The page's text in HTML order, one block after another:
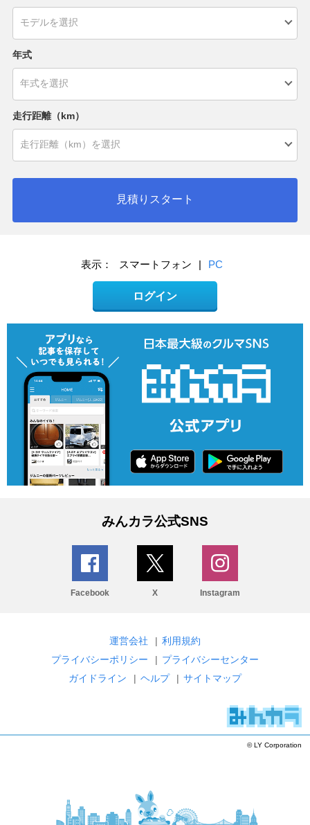
年式
走行距離（km）
見積りスタート
表示： スマートフォン | PC
ログイン
みんカラ公式SNS
Facebook X Instagram
運営会社 | 利用規約
プライバシーポリシー
| プライバシーセンター
ガイドライン
| ヘルプ | サイトマップ
© LY Corporation